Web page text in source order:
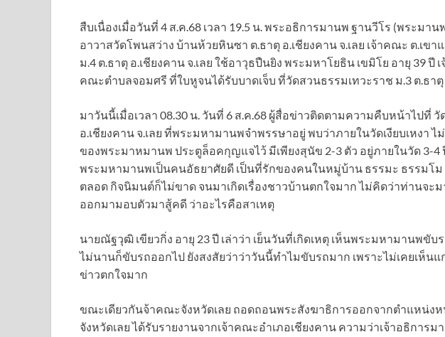
สืบเนื่องเมื่อวันที่ 4 ส.ค.68 เวลา 19.5 น. พระอธิการมานพ ฐานวีโร (พระมาน
อาวาสวัดโพนสว่าง บ้านห้วยหินซา ต.ธาตุ อ.เชียงคาน จ.เลย เจ้าคณะ ต.เขา
ม.4 ต.ธาตุ อ.เชียงคาน จ.เลย ใช้อาวุธปืนยิง พระมหาโยธิน เขมิโย อายุ 39 ปี
คณะตำบลจอมศรี ที่ใบหูจนได้รับบาดเจ็บ ที่วัดสวนธรรมเทวะราช ม.3 ต.ธาตุ
มาวันนี้เมื่อเวลา 08.30 น. วันที่ 6 ส.ค.68 ผู้สื่อข่าวติดตามความคืบหน้าไปที่
อ.เชียงคาน จ.เลย ที่พระมหามานพจำพรรษาอยู่ พบว่าภายในวัดเงียบเหงา
ของพระมาหมานพ ประตูล็อคกุญแจไว้ มีเพียงสุนัข 2-3 ตัว อยู่ภายในวัด 3-4
พระมหามานพเป็นคนอัธยาศัยดี เป็นที่รักของคนในหมู่บ้าน ธรรมะ ธรรม
ตลอด กิจนิมนต์ก็ไม่ขาด จนมาเกิดเรื่องชาวบ้านตกใจมาก ไม่คิดว่าท่านจะ
ออกมามอบตัวมาสู้คดี ว่าอะไรคือสาเหตุ
นายณัฐวุฒิ เขียวกิ่ง อายุ 23 ปี เล่าว่า เย็นวันที่เกิดเหตุ เห็นพระมหามานพขับ
ไม่นานก็ขับรถออกไป ยังสงสัยว่าว่าวันนี้ทำไมขับรถมาก เพราะไม่เคยเห็น
ข่าวตกใจมาก
ขณะเดียวกันจ้าคณะจังหวัดเลย ถอดถอนพระสังฆาธิการออกจากตำแหน่ง
จังหวัดเลย ได้รับรายงานจากเจ้าคณะอำเภอเชียงคาน ความว่าเจ้าอธิการ